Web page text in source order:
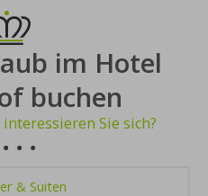
im Hotel
buchen
Sie sich?
& Suiten